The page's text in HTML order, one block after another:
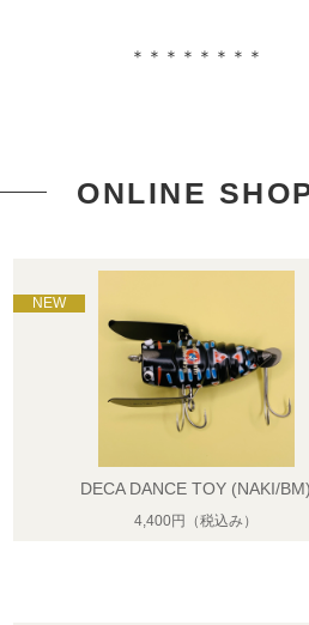
＊＊＊＊＊＊＊＊
ONLINE
DECA DANCE TOY (NAKI/BM)
4,400円 （税込み）